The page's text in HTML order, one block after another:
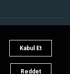
Kabul Et
Reddet